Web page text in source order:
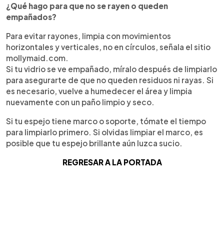
¿Qué hago para que no se rayen o queden
empañados?
Para evitar rayones, limpia con movimientos
horizontales y verticales, no en círculos, señala el sitio
mollymaid.com.
Si tu vidrio se ve empañado, míralo después de limpiarlo
para asegurarte de que no queden residuos ni rayas. Si
es necesario, vuelve a humedecer el área y limpia
nuevamente con un paño limpio y seco.
Si tu espejo tiene marco o soporte, tómate el tiempo
para limpiarlo primero. Si olvidas limpiar el marco, es
posible que tu espejo brillante aún luzca sucio.
REGRESAR A LA PORTADA